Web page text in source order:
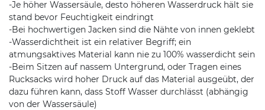
-Je höher Wassersäule, desto höheren Wasserdruck hält sie
stand bevor Feuchtigkeit eindringt
-Bei hochwertigen Jacken sind die Nähte von innen geklebt
-Wasserdichtheit ist ein relativer Begriff; ein
atmungsaktives Material kann nie zu 100% wasserdicht sein
-Beim Sitzen auf nassem Untergrund, oder Tragen eines
Rucksacks wird hoher Druck auf das Material ausgeübt, der
dazu führen kann, dass Stoff Wasser durchlässt (abhängig
von der Wassersäule)